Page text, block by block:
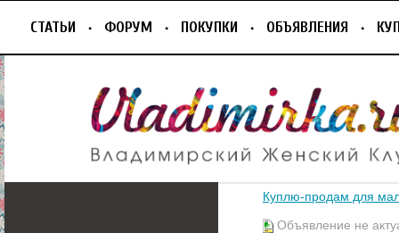
СТАТЬИ ФОРУМ ПОКУПКИ ОБЪЯВЛЕНИЯ
Куплю-продам для
Объявление не